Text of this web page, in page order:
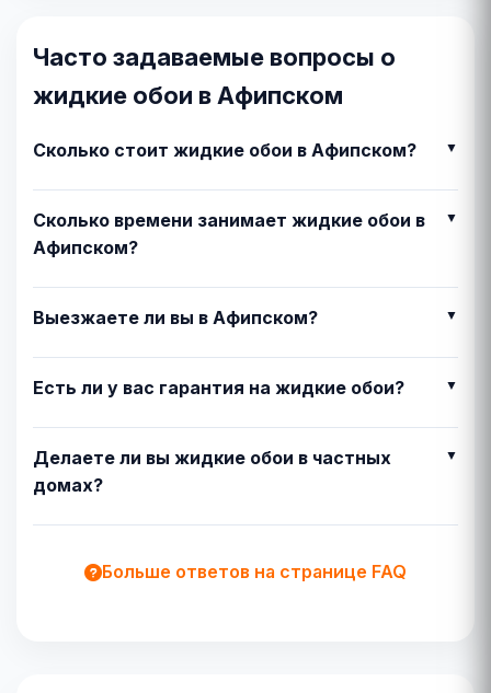
Часто задаваемые вопросы о
жидкие обои в Афипском
Сколько стоит жидкие обои в Афипском?
Сколько времени занимает жидкие обои в
Афипском?
Выезжаете ли вы в Афипском?
Есть ли у вас гарантия на жидкие обои?
Делаете ли вы жидкие обои в частных
домах?
Больше ответов на странице FAQ